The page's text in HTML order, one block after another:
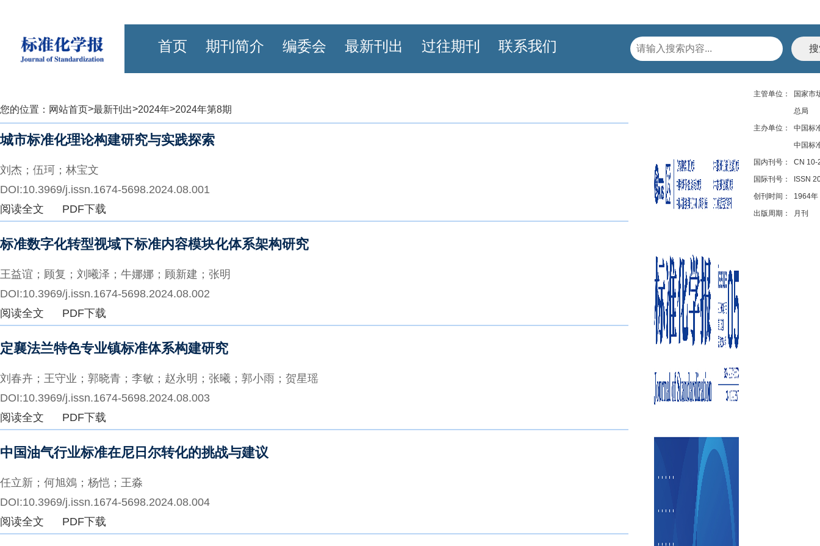
首页 期刊简介 编委会 最新刊出 过往期刊 联系我们
您的位置： 网站首页>最新刊出>2024年>2024年第8期
城市标准化理论构建研究与实践探索
刘杰；伍珂；林宝文
DOI:10.3969/j.issn.1674-5698.2024.08.001
阅读全文
PDF下载
标准数字化转型视域下标准内容模块化体系架构研究
王益谊；顾复；刘曦泽；牛娜娜；顾新建；张明
DOI:10.3969/j.issn.1674-5698.2024.08.002
阅读全文
PDF下载
定襄法兰特色专业镇标准体系构建研究
刘春卉；王守业；郭晓青；李敏；赵永明；张曦；郭小雨；贺星瑶
DOI:10.3969/j.issn.1674-5698.2024.08.003
阅读全文
PDF下载
中国油气行业标准在尼日尔转化的挑战与建议
任立新；何旭鵁；杨恺；王淼
DOI:10.3969/j.issn.1674-5698.2024.08.004
阅读全文
PDF下载
主管单位：
国家市
总局
主办单位：
中国标
中国标
国内刊号：
CN 10-
国际刊号：
ISSN
创刊时间：
1964年
出版周期：
月刊